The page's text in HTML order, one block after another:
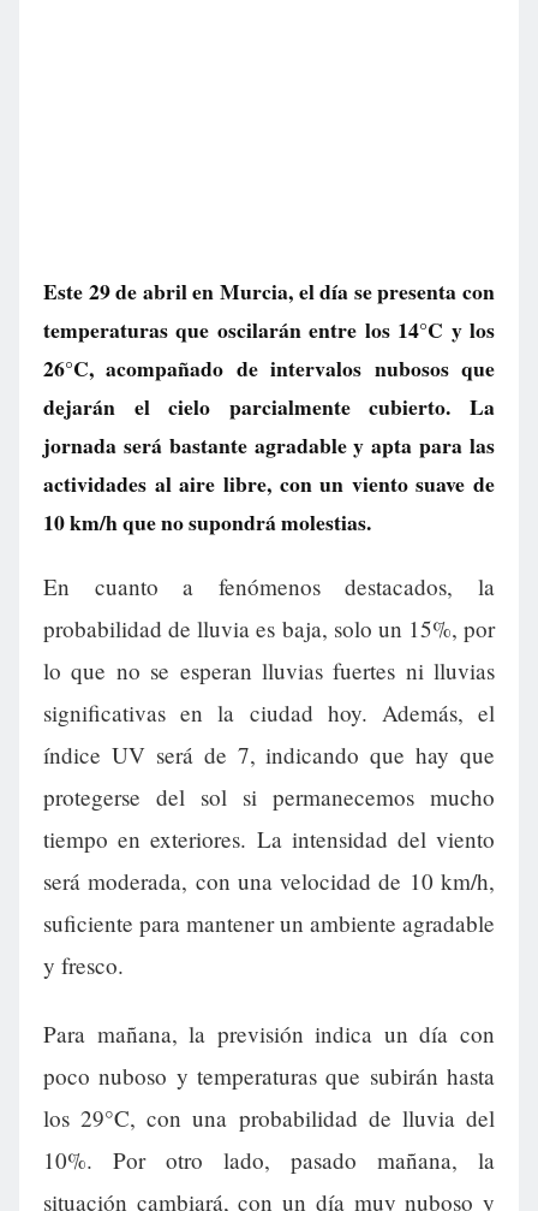
Este 29 de abril en Murcia, el día se presenta con
temperaturas que oscilarán entre los 14°C y los
26°C, acompañado de intervalos nubosos que
dejarán el cielo parcialmente cubierto. La
jornada será bastante agradable y apta para las
actividades al aire libre, con un viento suave de
10 km/h que no supondrá molestias.
En cuanto a fenómenos destacados, la
probabilidad de lluvia es baja, solo un 15%, por
lo que no se esperan lluvias fuertes ni lluvias
significativas en la ciudad hoy. Además, el
índice UV será de 7, indicando que hay que
protegerse del sol si permanecemos mucho
tiempo en exteriores. La intensidad del viento
será moderada, con una velocidad de 10 km/h,
suficiente para mantener un ambiente agradable
y fresco.
Para mañana, la previsión indica un día con
poco nuboso y temperaturas que subirán hasta
los 29°C, con una probabilidad de lluvia del
10%. Por otro lado, pasado mañana, la
situación cambiará, con un día muy nuboso y